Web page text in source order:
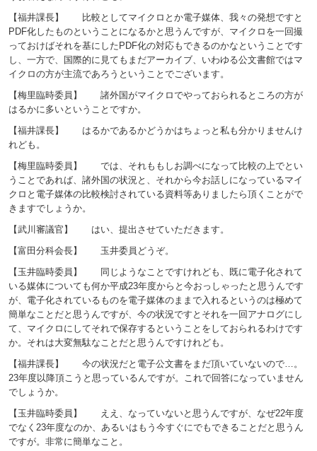
【福井課長】 比較としてマイクロとか電子媒体、我々の発想ですと
PDF化したものということになるかと思うんですが、マイクロを一回撮
っておけばそれを基にしたPDF化の対応もできるのかなということです
し、一方で、国際的に見てもまだアーカイブ、いわゆる公文書館ではマ
イクロの方が主流であろうということでございます。
【梅里臨時委員】 諸外国がマイクロでやっておられるところの方が
はるかに多いということですか。
【福井課長】 はるかであるかどうかはちょっと私も分かりませんけ
れども。
【梅里臨時委員】 では、それももしお調べになって比較の上でとい
うことであれば、諸外国の状況と、それから今お話しになっているマイ
クロと電子媒体の比較検討されている資料等ありましたら頂くことがで
きますでしょうか。
【武川審議官】 はい、提出させていただきます。
【富田分科会長】 玉井委員どうぞ。
【玉井臨時委員】 同じようなことですけれども、既に電子化されて
いる媒体についても何か平成23年度からと今おっしゃったと思うんです
が、電子化されているものを電子媒体のままで入れるというのは極めて
簡単なことだと思うんですが、今の状況ですとそれを一回アナログにし
て、マイクロにしてそれで保存するということをしておられるわけです
か。それは大変無駄なことだと思うんですけれども。
【福井課長】 今の状況だと電子公文書をまだ頂いていないので…。
23年度以降頂こうと思っているんですが。これで回答になっていません
でしょうか。
【玉井臨時委員】 ええ、なっていないと思うんですが、なぜ22年度
でなく23年度なのか、あるいはもう今すぐにでもできることだと思うん
ですが。非常に簡単なこと。